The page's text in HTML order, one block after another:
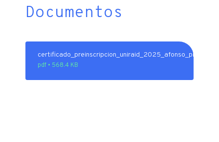
Documentos
certificado_preinscripcion_uniraid_2025_afonso_pinela.pdf
pdf • 568.4 KB